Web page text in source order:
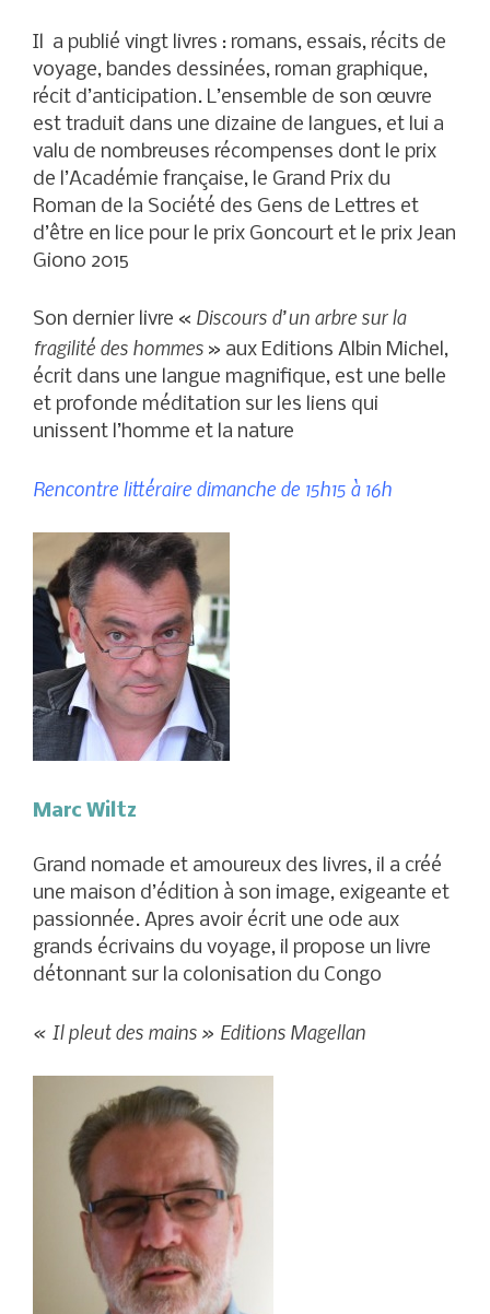
Il a publié vingt livres : romans, essais, récits de
voyage, bandes dessinées, roman graphique,
récit d’anticipation. L’ensemble de son œuvre
est traduit dans une dizaine de langues, et lui a
valu de nombreuses récompenses dont le prix
de l’Académie française, le Grand Prix du
Roman de la Société des Gens de Lettres et
d’être en lice pour le prix Goncourt et le prix Jean
Giono 2015
Son dernier livre « Discours d’un arbre sur la
fragilité des hommes » aux Editions Albin Michel,
écrit dans une langue magnifique, est une belle
et profonde méditation sur les liens qui
unissent l’homme et la nature
Rencontre littéraire dimanche de 15h15 à 16h
Marc Wiltz
Grand nomade et amoureux des livres, il a créé
une maison d’édition à son image, exigeante et
passionnée. Apres avoir écrit une ode aux
grands écrivains du voyage, il propose un livre
détonnant sur la colonisation du Congo
« Il pleut des mains » Editions Magellan